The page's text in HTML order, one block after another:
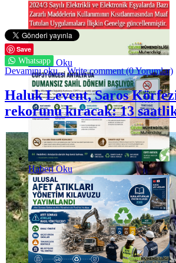
Haberi Oku
Haberi Oku
Save
Whatsapp
Devamını oku... Write comment (0 Yorumlar)
Haluk Levent, Saros
rekorunu kıracak: 13